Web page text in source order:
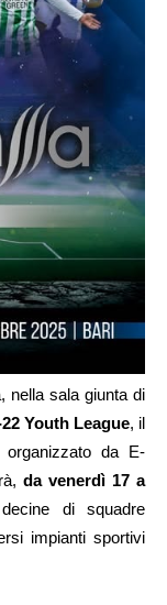
nella sala giunta di
22 Youth League, il
organizzato da E-
da venerdì 17 a
di squadre
impianti sportivi